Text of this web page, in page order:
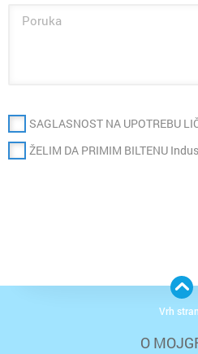
SAGLASNOST NA UPOTREBU
ŽELIM DA PRIMIM BILTENU
O
Vrh